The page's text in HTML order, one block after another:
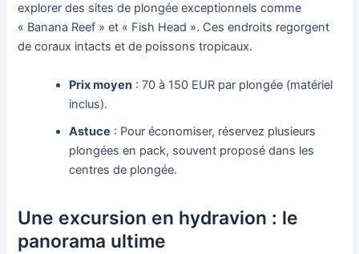
explorer des sites de plongée exceptionnels comme
« Banana Reef » et « Fish Head ». Ces endroits regorgent
de coraux intacts et de poissons tropicaux.
Prix moyen : 70 à 150 EUR par plongée (matériel
inclus).
Astuce : Pour économiser, réservez plusieurs
plongées en pack, souvent proposé dans les
centres de plongée.
Une excursion en hydravion : le
panorama ultime